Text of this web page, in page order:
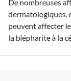
De nombreuses
dermatologiques,
peuvent affecter
la blépharite à la